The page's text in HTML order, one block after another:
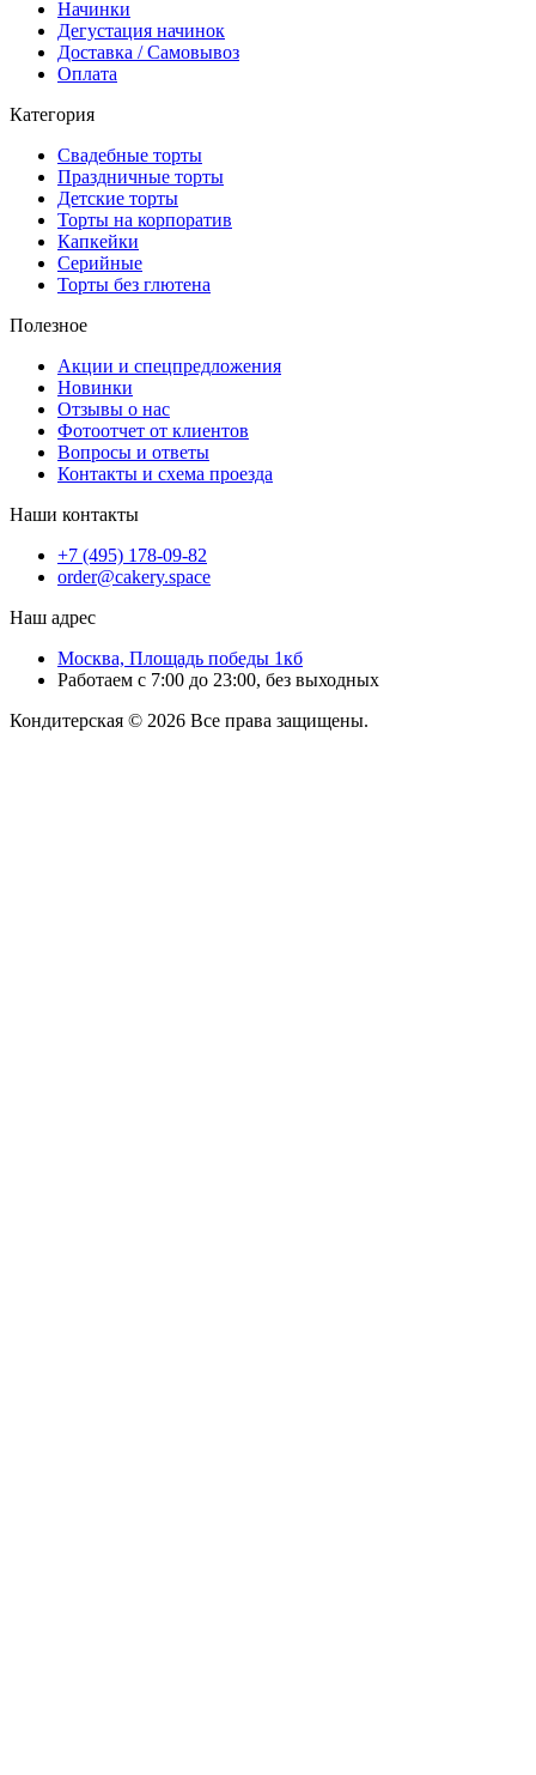
Начинки
Дегустация начинок
Доставка / Самовывоз
Оплата
Категория
Свадебные торты
Праздничные торты
Детские торты
Торты на корпоратив
Капкейки
Серийные
Торты без глютена
Полезное
Акции и спецпредложения
Новинки
Отзывы о нас
Фотоотчет от клиентов
Вопросы и ответы
Контакты и схема проезда
Наши контакты
+7 (495) 178-09-82
order@cakery.space
Наш адрес
Москва, Площадь победы 1кб
Работаем с 7:00 до 23:00, без выходных
Кондитерская © 2026 Все права защищены.